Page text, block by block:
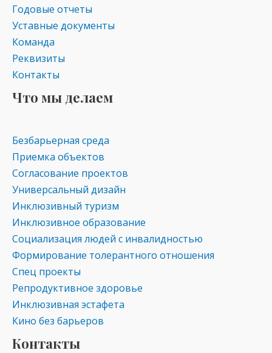
Годовые отчеты
Уставные документы
Команда
Реквизиты
Контакты
Что мы делаем
Безбарьерная среда
Приемка объектов
Согласование проектов
Универсальный дизайн
Инклюзивный туризм
Инклюзивное образование
Социализация людей с инвалидностью
Формирование толерантного отношения
Спец проекты
Репродуктивное здоровье
Инклюзивная эстафета
Кино без барьеров
Контакты